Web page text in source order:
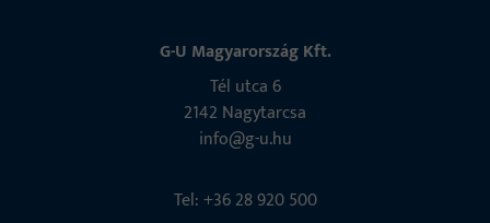
G-U Magyarország Kft.
Tél utca 6
2142 Nagytarcsa
info@g-u.hu
Tel: +36 28 920 500